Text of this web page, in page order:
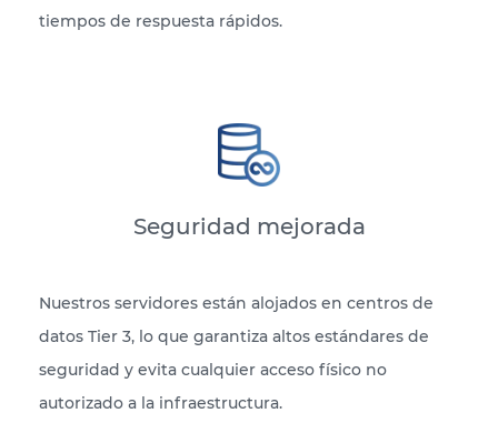
tiempos de respuesta rápidos.
Seguridad mejorada
Nuestros servidores están alojados en centros de
datos Tier 3, lo que garantiza altos estándares de
seguridad y evita cualquier acceso físico no
autorizado a la infraestructura.